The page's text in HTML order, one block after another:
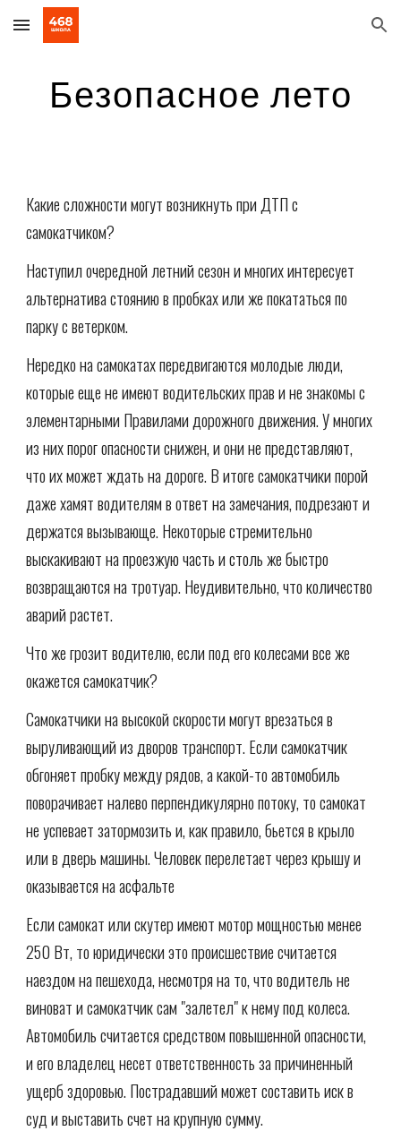
Skip to main content Skip to navigation
Безопасное лето
Какие сложности могут возникнуть при ДТП с
самокатчиком?
Наступил очередной летний сезон и многих интересует
альтернатива стоянию в пробках или же покататься по
парку с ветерком.
Нередко на самокатах передвигаются молодые люди,
которые еще не имеют водительских прав и не знакомы с
элементарными Правилами дорожного движения. У многих
из них порог опасности снижен, и они не представляют,
что их может ждать на дороге. В итоге самокатчики порой
даже хамят водителям в ответ на замечания, подрезают и
держатся вызывающе. Некоторые стремительно
выскакивают на проезжую часть и столь же быстро
возвращаются на тротуар. Неудивительно, что количество
аварий растет.
Что же грозит водителю, если под его колесами все же
окажется самокатчик?
Самокатчики на высокой скорости могут врезаться в
выруливающий из дворов транспорт. Если самокатчик
обгоняет пробку между рядов, а какой-то автомобиль
поворачивает налево перпендикулярно потоку, то самокат
не успевает затормозить и, как правило, бьется в крыло
или в дверь машины. Человек перелетает через крышу и
оказывается на асфальте
Если самокат или скутер имеют мотор мощностью менее
250 Вт, то юридически это происшествие считается
наездом на пешехода, несмотря на то, что водитель не
виноват и самокатчик сам "залетел" к нему под колеса.
Автомобиль считается средством повышенной опасности,
и его владелец несет ответственность за причиненный
ущерб здоровью. Пострадавший может составить иск в
суд и выставить счет на крупную сумму.